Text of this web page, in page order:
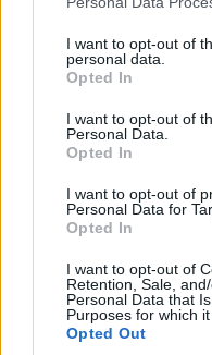
not limited to your visit or
grant or deny consent to
use your data for below
consent section.
I want to opt-out of
personal data.
Opted In
I want to opt-out of
Personal Data.
Opted In
I want to opt-out of
Personal Data for
Opted In
I want to opt-out of
Retention, Sale,
Personal Data that
Purposes for which it
Opted Out
szereplését a
TechRadar
Nvidia, a Pinterest, és
és nincs rá
példájukat.
Az Nvidia egyébként
AMD-t és az Intelt